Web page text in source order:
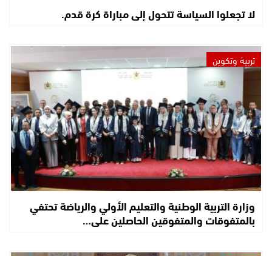
لا تجعلوا السياسة تتحول إلى مباراة كرة قدم.
تربية وتكوين
وزارة التربية الوطنية والتعليم الأولي والرياضة تحتفي
بالمتفوقات والمتفوقين الحاصلين على…